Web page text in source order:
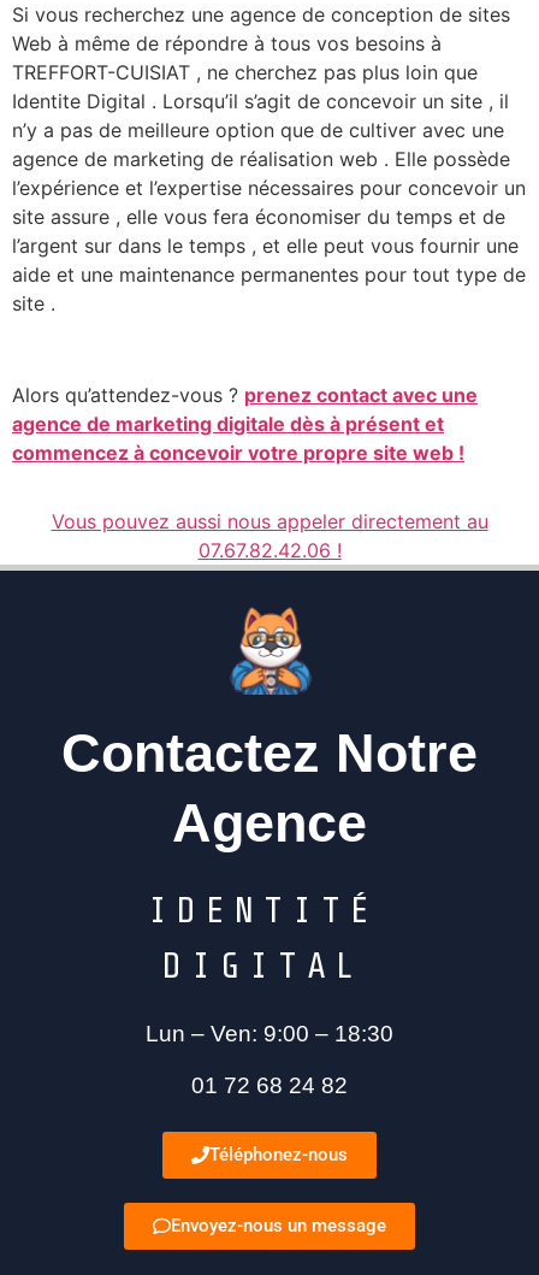
Si vous recherchez une agence de conception de sites
Web à même de répondre à tous vos besoins à
TREFFORT-CUISIAT , ne cherchez pas plus loin que
Identite Digital . Lorsqu’il s’agit de concevoir un site , il
n’y a pas de meilleure option que de cultiver avec une
agence de marketing de réalisation web . Elle possède
l’expérience et l’expertise nécessaires pour concevoir un
site assure , elle vous fera économiser du temps et de
l’argent sur dans le temps , et elle peut vous fournir une
aide et une maintenance permanentes pour tout type de
site .
Alors qu’attendez-vous ? prenez contact avec une
agence de marketing digitale dès à présent et
commencez à concevoir votre propre site web !
Vous pouvez aussi nous appeler directement au
07.67.82.42.06 !
Contactez Notre
Agence
I D E N T I T É
D I G I T A L
Lun – Ven: 9:00 – 18:30
01 72 68 24 82
Téléphonez-nous
Envoyez-nous un message